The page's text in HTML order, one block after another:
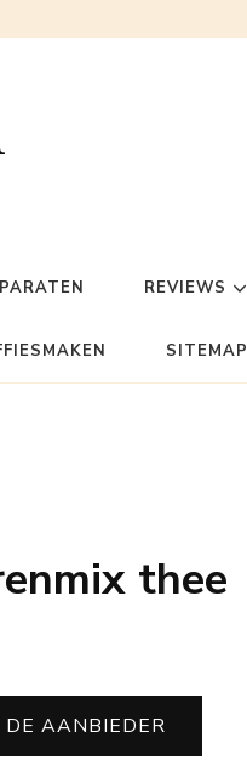
REVIEWS
SITEMAP
thee
AANBIEDER